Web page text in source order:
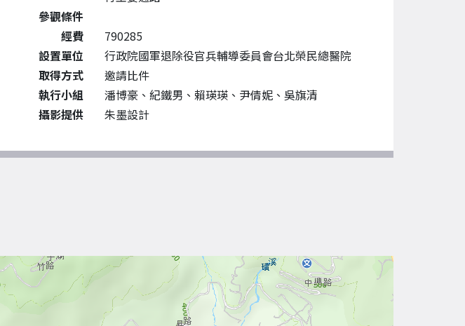
參觀條件
經費
790285
設置單位
行政院國軍退除役官兵輔導委員會台北榮民總醫院
取得方式
邀請比件
執行小組
潘博豪、紀鐵男、賴瑛瑛、尹倩妮、吳旗清
攝影提供
朱墨設計